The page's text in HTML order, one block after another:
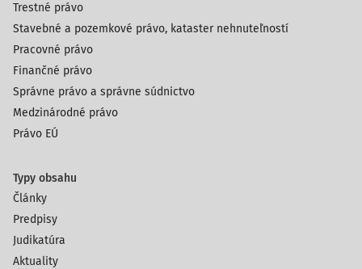
Trestné právo
Stavebné a pozemkové právo, kataster nehnuteľností
Pracovné právo
Finančné právo
Správne právo a správne súdnictvo
Medzinárodné právo
Právo EÚ
Typy obsahu
Články
Predpisy
Judikatúra
Aktuality